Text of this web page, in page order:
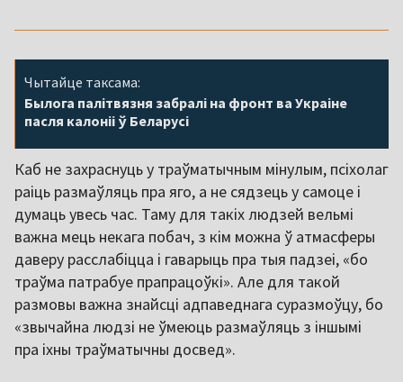
Чытайце таксама:
Былога палітвязня забралі на фронт ва Украіне
пасля калоніі ў Беларусі
Каб не захраснуць у траўматычным мінулым, псіхолаг
раіць размаўляць пра яго, а не сядзець у самоце і
думаць увесь час. Таму для такіх людзей вельмі
важна мець некага побач, з кім можна ў атмасферы
даверу расслабіцца і гаварыць пра тыя падзеі, «бо
траўма патрабуе прапрацоўкі». Але для такой
размовы важна знайсці адпаведнага суразмоўцу, бо
«звычайна людзі не ўмеюць размаўляць з іншымі
пра іхны траўматычны досвед».